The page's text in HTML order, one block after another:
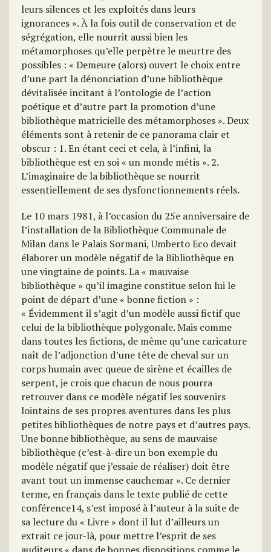
leurs silences et les exploités dans leurs
ignorances ». À la fois outil de conservation et de
ségrégation, elle nourrit aussi bien les
métamorphoses qu’elle perpètre le meurtre des
possibles : « Demeure (alors) ouvert le choix entre
d’une part la dénonciation d’une bibliothèque
dévitalisée incitant à l’ontologie de l’action
poétique et d’autre part la promotion d’une
bibliothèque matricielle des métamorphoses ». Deux
éléments sont à retenir de ce panorama clair et
obscur : 1. En étant ceci et cela, à l’infini, la
bibliothèque est en soi « un monde métis ». 2.
L’imaginaire de la bibliothèque se nourrit
essentiellement de ses dysfonctionnements réels.
Le 10 mars 1981, à l’occasion du 25e anniversaire de
l’installation de la Bibliothèque Communale de
Milan dans le Palais Sormani, Umberto Eco devait
élaborer un modèle négatif de la Bibliothèque en
une vingtaine de points. La « mauvaise
bibliothèque » qu’il imagine constitue selon lui le
point de départ d’une « bonne fiction » :
« Évidemment il s’agit d’un modèle aussi fictif que
celui de la bibliothèque polygonale. Mais comme
dans toutes les fictions, de même qu’une caricature
naît de l’adjonction d’une tête de cheval sur un
corps humain avec queue de sirène et écailles de
serpent, je crois que chacun de nous pourra
retrouver dans ce modèle négatif les souvenirs
lointains de ses propres aventures dans les plus
petites bibliothèques de notre pays et d’autres pays.
Une bonne bibliothèque, au sens de mauvaise
bibliothèque (c’est-à-dire un bon exemple du
modèle négatif que j’essaie de réaliser) doit être
avant tout un immense cauchemar ». Ce dernier
terme, en français dans le texte publié de cette
conférence14, s’est imposé à l’auteur à la suite de
sa lecture du « Livre » dont il lut d’ailleurs un
extrait ce jour-là, pour mettre l’esprit de ses